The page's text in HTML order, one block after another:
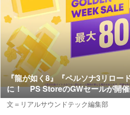
『龍が如く8』『ペルソナ3リロー
に！ PS StoreのGWセールが開
文＝リアルサウンドテック編集部